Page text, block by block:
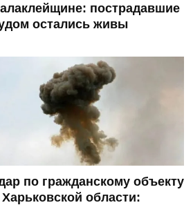
пострадавшие
остались живы
по гражданскому объекту
Харьковской области: